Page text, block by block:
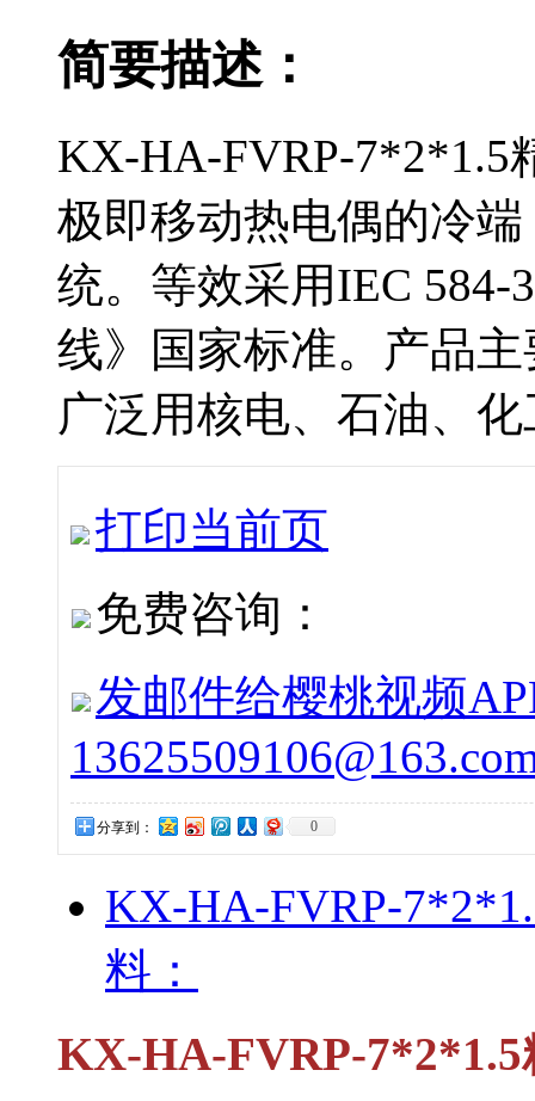
简要描述：
KX-HA-FVRP-7*2*1.5
极即移动热电偶的冷端
统。等效采用IEC
线》国家标准。产品主
广泛用核电、石油、化
打印当前页
免费咨询：
发邮件给樱桃视频
分享到： 0
KX-HA-FVRP-
料：
KX-HA-FVRP-7*2*1.5